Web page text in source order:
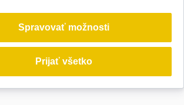
Spravovať možnosti
Prijať všetko